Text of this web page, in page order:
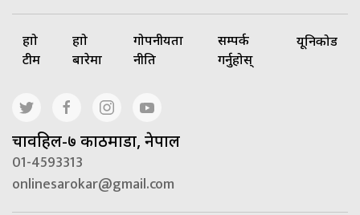
हाम्रो
टीम
हाम्रो
बारेमा
गोपनीयता
नीति
सम्पर्क
गर्नुहोस्
यूनिकोड
चावहिल-७ काठमाडौं, नेपाल
01-4593313
onlinesarokar@gmail.com